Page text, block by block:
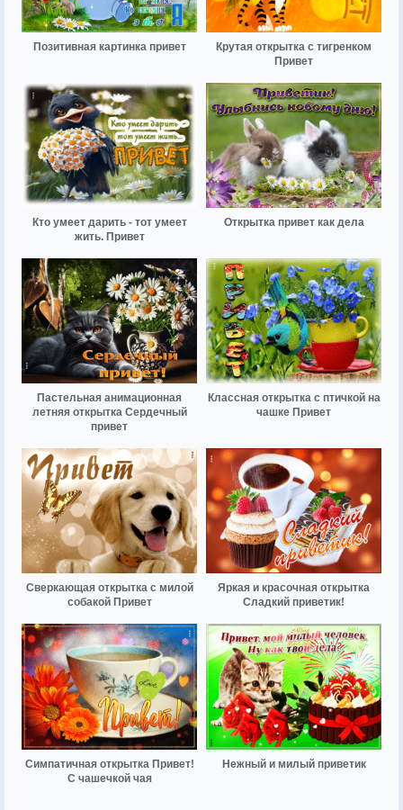
Позитивная картинка привет
Крутая открытка с тигренком
Привет
Кто умеет дарить - тот умеет
жить. Привет
Открытка привет как дела
Пастельная анимационная
летняя открытка Сердечный
привет
Классная открытка с птичкой на
чашке Привет
Сверкающая открытка с милой
собакой Привет
Яркая и красочная открытка
Сладкий приветик!
Симпатичная открытка Привет!
С чашечкой чая
Нежный и милый приветик